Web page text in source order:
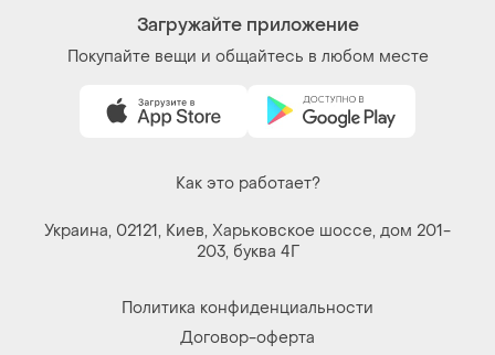
Загружайте приложение
Покупайте вещи и общайтесь в любом месте
Как это работает?
Украина, 02121, Киев, Харьковское шоссе, дом 201-
203, буква 4Г
Политика конфиденциальности
Договор-оферта